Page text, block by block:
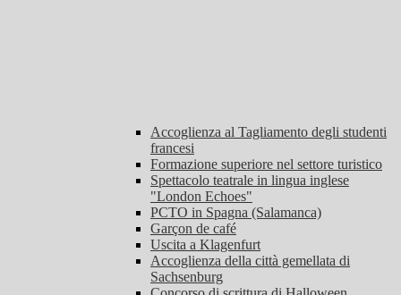
Accoglienza al Tagliamento degli studenti
francesi
Formazione superiore nel settore turistico
Spettacolo teatrale in lingua inglese
"London Echoes"
PCTO in Spagna (Salamanca)
Garçon de café
Uscita a Klagenfurt
Accoglienza della città gemellata di
Sachsenburg